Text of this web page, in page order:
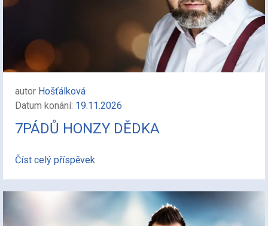
autor Hošťálková
Datum konání: 19.11.2026
7PÁDŮ HONZY DĚDKA
Číst celý příspěvek